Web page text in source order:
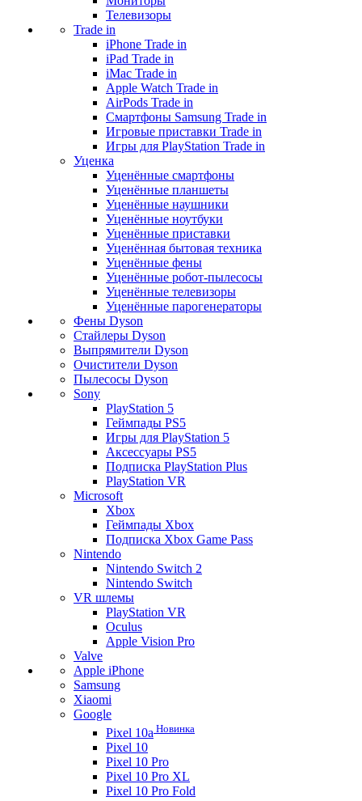
Телевизоры
Trade in
iPhone Trade in
iPad Trade in
iMac Trade in
Apple Watch Trade in
AirPods Trade in
Смартфоны Samsung Trade in
Игровые приставки Trade in
Игры для PlayStation Trade in
Уценка
Уценённые смартфоны
Уценённые планшеты
Уценённые наушники
Уценённые ноутбуки
Уценённые приставки
Уценённая бытовая техника
Уценённые фены
Уценённые робот-пылесосы
Уценённые телевизоры
Уценённые парогенераторы
Фены Dyson
Стайлеры Dyson
Выпрямители Dyson
Очистители Dyson
Пылесосы Dyson
Sony
PlayStation 5
Геймпады PS5
Игры для PlayStation 5
Аксессуары PS5
Подписка PlayStation Plus
PlayStation VR
Microsoft
Xbox
Геймпады Xbox
Подписка Xbox Game Pass
Nintendo
Nintendo Switch 2
Nintendo Switch
VR шлемы
PlayStation VR
Oculus
Apple Vision Pro
Valve
Apple iPhone
Samsung
Xiaomi
Google
Pixel 10a Новинка
Pixel 10
Pixel 10 Pro
Pixel 10 Pro XL
Pixel 10 Pro Fold